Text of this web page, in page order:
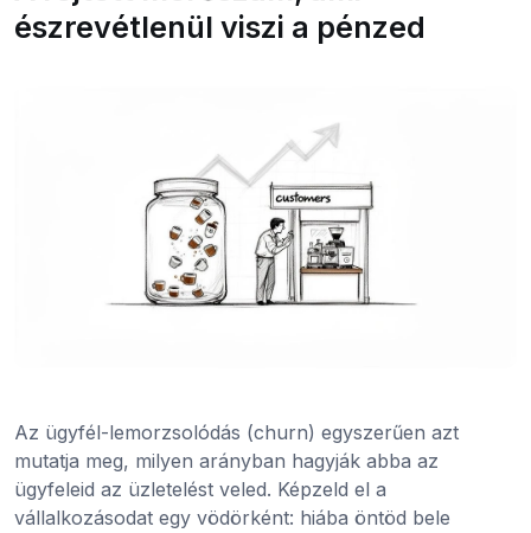
észrevétlenül viszi a pénzed
Az ügyfél-lemorzsolódás (churn) egyszerűen azt
mutatja meg, milyen arányban hagyják abba az
ügyfeleid az üzletelést veled. Képzeld el a
vállalkozásodat egy vödörként: hiába öntöd bele